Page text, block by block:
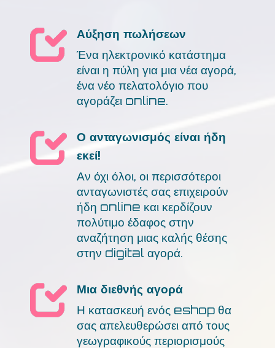
Αύξηση πωλήσεων
Ένα ηλεκτρονικό κατάστημα
είναι η πύλη για μια νέα αγορά,
ένα νέο πελατολόγιο που
αγοράζει online.
Ο ανταγωνισμός είναι ήδη
εκεί!
Αν όχι όλοι, οι περισσότεροι
ανταγωνιστές σας επιχειρούν
ήδη online και κερδίζουν
πολύτιμο έδαφος στην
αναζήτηση μιας καλής θέσης
στην digital αγορά.
Μια διεθνής αγορά
Η κατασκευή ενός eshop θα
σας απελευθερώσει από τους
γεωγραφικούς περιορισμούς